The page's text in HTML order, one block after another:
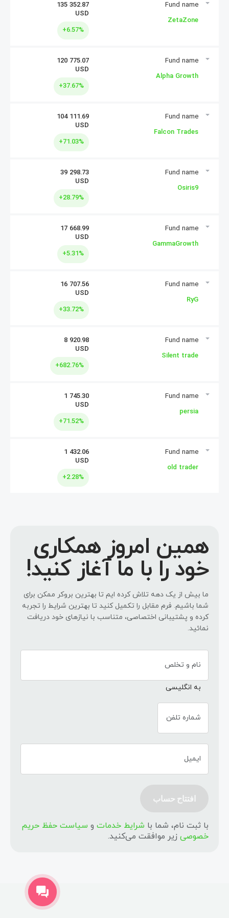
ZetaZone
135 352.87
USD
+6.57%
Alpha Growth
120 775.07
USD
+37.67%
Falcon Trades
104 111.69
USD
+71.03%
Osiris9
39 298.73
USD
+28.79%
GammaGrowth
17 668.99
USD
+5.31%
RyG
16 707.56
USD
+33.72%
Silent trade
8 920.98
USD
+682.76%
persia
1 745.30
USD
+71.52%
old trader
1 432.06
USD
+2.28%
همین امروز همکاری
خود را با ما آغاز کنید!
ما بیش از یک دهه تلاش کرده ایم تا بهترین بروکر ممکن برای
شما باشیم. فرم مقابل را تکمیل کنید تا بهترین شرایط را تجربه
کرده و پشتیبانی اختصاصی، متناسب با نیازهای خود دریافت
نمائید.
نام و تخلص
به انگلیسی
شماره تلفن
ایمیل
افتتاح حساب
با ثبت نام، شما با شرایط خدمات و سیاست حفظ حریم
خصوصی زیر موافقت می‌کنید.